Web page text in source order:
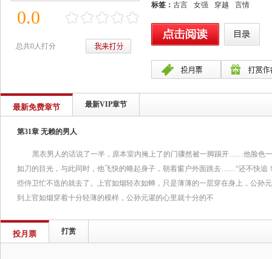
0.0
总共0人打分
标签： 古言 女强 穿越 言情
最新免费章节 最新VIP章节
第31章 无赖的男人
黑衣男人的话说了一半，原本室内掩上了的门骤然被一脚踢开……他脸色
如刀的目光，与此同时，他飞快的蜷起身子，朝着窗户外面跳去……“还不快追
些侍卫忙不迭的就去了。上官如烟轻衣如蝉，只是薄薄的一层穿在身上，公孙
到上官如烟穿着十分轻薄的模样，公孙元濯的心里就十分的不
投月票 打赏